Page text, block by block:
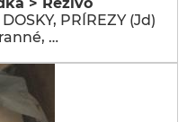
PRÍREZY (Jd)
…